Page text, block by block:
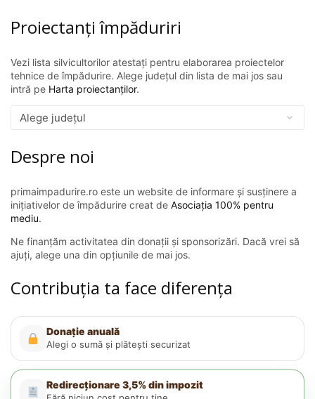
Proiectanți împăduriri
Vezi lista silvicultorilor atestați pentru elaborarea proiectelor
tehnice de împădurire. Alege județul din lista de mai jos sau
intră pe Harta proiectanților.
Despre noi
primaimpadurire.ro este un website de informare și susținere a
inițiativelor de împădurire creat de Asociația 100% pentru
mediu.
Ne finanțăm activitatea din donații și sponsorizări. Dacă vrei să
ajuți, alege una din opțiunile de mai jos.
Contribuția ta face diferența
Donație anuală
Alegi o sumă și plătești securizat
Redirecționare 3,5% din impozit